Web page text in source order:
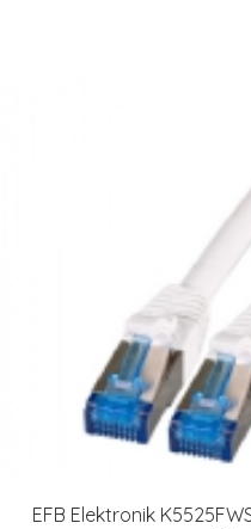
EFB Elektronik